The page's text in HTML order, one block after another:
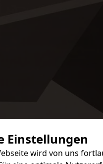
Einstellungen
wird von uns